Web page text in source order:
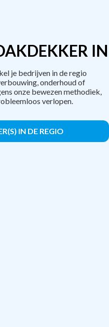
IN
je bedrijven in de regio
onderhoud of
onze bewezen methodiek,
verlopen.
IN DE REGIO